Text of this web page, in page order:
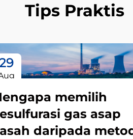
Tips Praktis
memilih
gas asap
daripada